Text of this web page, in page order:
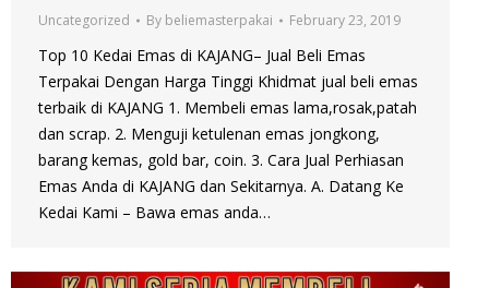
Uncategorized By beliemasterpakai February 23, 2019
Top 10 Kedai Emas di KAJANG– Jual Beli Emas
Terpakai Dengan Harga Tinggi Khidmat jual beli emas
terbaik di KAJANG 1. Membeli emas lama,rosak,patah
dan scrap. 2. Menguji ketulenan emas jongkong,
barang kemas, gold bar, coin. 3. Cara Jual Perhiasan
Emas Anda di KAJANG dan Sekitarnya. A. Datang Ke
Kedai Kami – Bawa emas anda…